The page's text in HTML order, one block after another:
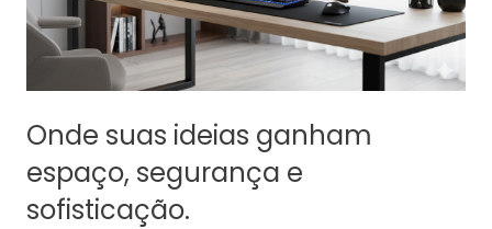
Onde suas ideias ganham
espaço, segurança e
sofisticação.